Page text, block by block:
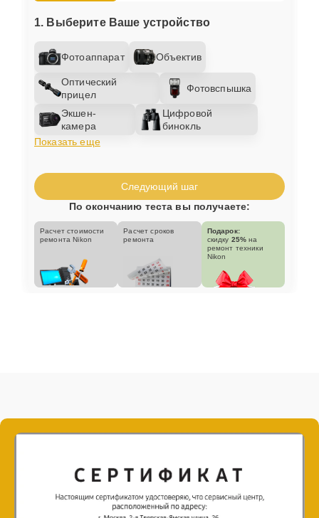
1. Выберите Ваше устройство
Фотоаппарат Объектив
Оптический
прицел
Фотовспышка
Экшен-
камера
Цифровой
бинокль
Показать еще
Следующий шаг
По окончанию теста вы получаете:
Расчет стоимости
ремонта Nikon
Расчет сроков
ремонта
Подарок:
скидку 25% на
ремонт техники
Nikon